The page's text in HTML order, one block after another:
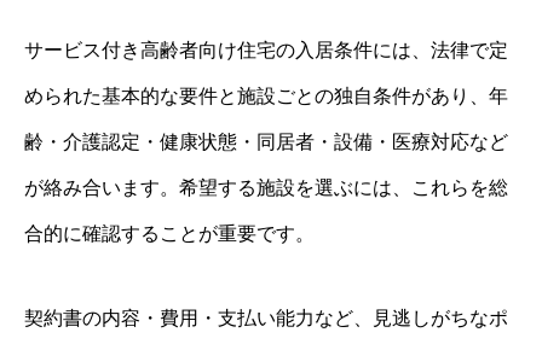
サービス付き高齢者向け住宅の入居条件には、法律で定
められた基本的な要件と施設ごとの独自条件があり、年
齢・介護認定・健康状態・同居者・設備・医療対応など
が絡み合います。希望する施設を選ぶには、これらを総
合的に確認することが重要です。
契約書の内容・費用・支払い能力など、見逃しがちなポ